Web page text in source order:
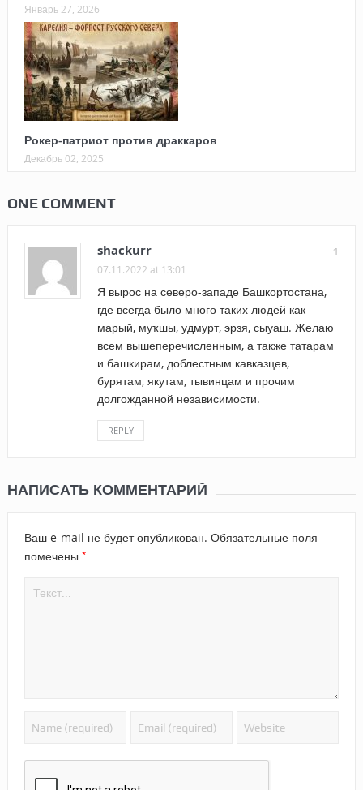
Январь 27, 2026
Рокер-патриот против драккаров
Декабрь 02, 2025
ONE COMMENT
1
shackurr
07.11.2022 at 13:01
Я вырос на северо-западе Башкортостана,
где всегда было много таких людей как
марый, муҡшы, удмурт, эрзя, сыуаш. Желаю
всем вышеперечисленным, а также татарам
и башкирам, доблестным кавказцев,
бурятам, якутам, тывинцам и прочим
долгожданной независимости.
REPLY
НАПИСАТЬ КОММЕНТАРИЙ
Ваш e-mail не будет опубликован. Обязательные поля
помечены *